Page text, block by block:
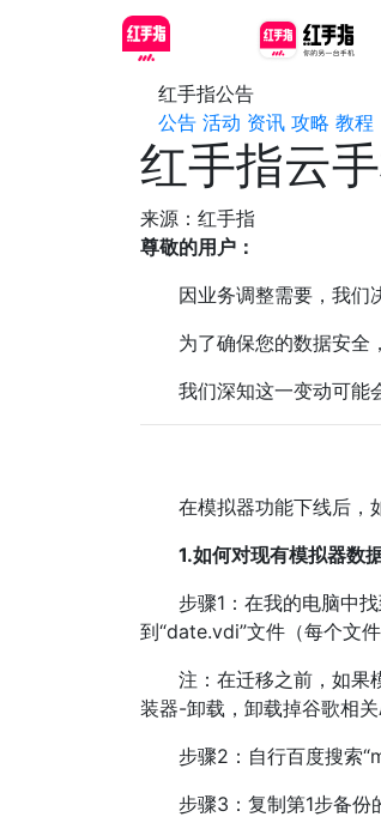
红手指公告
公告 活动 资讯 攻略 教程
红手指云
来源：红手指
尊敬的用户：
因业务调整需要，我们决
为了确保您的数据安全，
我们深知这一变动可能会
在模拟器功能下线后，如
1.如何对现有模拟器数据
步骤1：在我的电脑中找
到“date.vdi”文件（每个文
注：在迁移之前，如果模
装器-卸载，卸载掉谷歌相
步骤2：自行百度搜索
步骤3：复制第1步备份